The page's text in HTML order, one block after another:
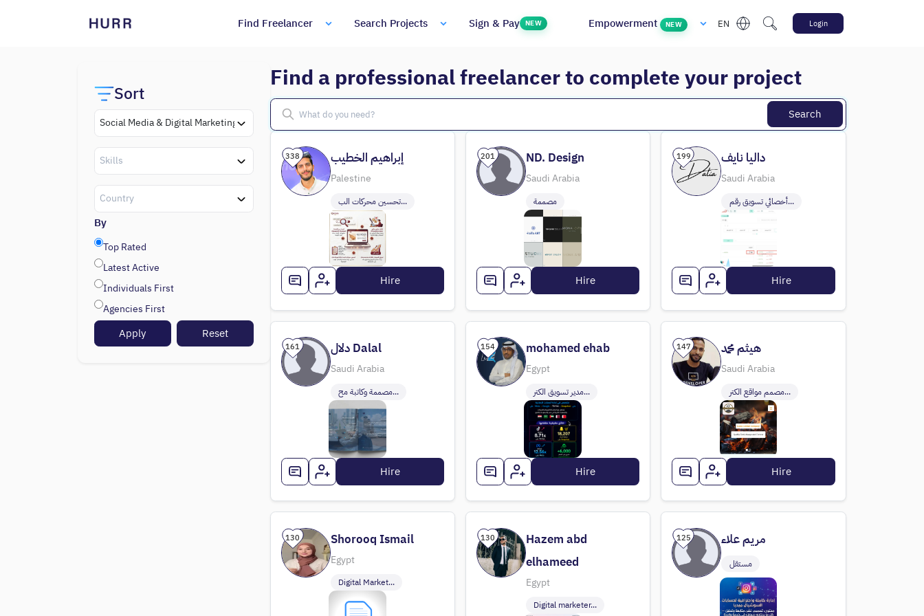
EN Login
Find Freelancer Search Projects Sign & Pay NEW Empowerment NEW
Sort
Social Media & Digital Marketing
Skills
Country
By
Top Rated
Latest Active
Individuals First
Agencies First
Apply Reset
Find a professional freelancer to complete your project
Search
338 إبراهيم الخطيب
Palestine
تحسين محركات الب...
Hire
201 ND. Design
Saudi Arabia
مصممة
Hire
199 داليا نايف
Saudi Arabia
أخصائي تسويق رقم...
Hire
161 دلال Dalal
Saudi Arabia
مصممة وكاتبة مح...
Hire
154 mohamed ehab
Egypt
مدير تسويق الكتر...
Hire
147 هيثم محمد
Saudi Arabia
مصمم مواقع الكتر...
Hire
130 Shorooq Ismail
Egypt
‫‪Digital Market...
130
Hazem abd
elhameed
Egypt
Digital marketer...
125 مريم علاء
مستقل